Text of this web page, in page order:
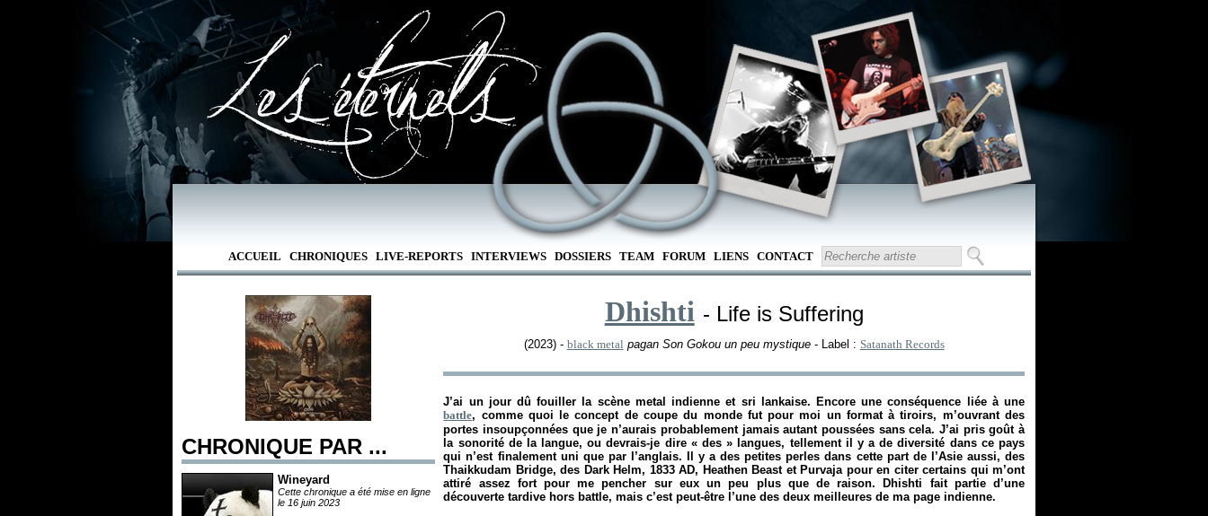
ACCUEIL CHRONIQUES LIVE-REPORTS INTERVIEWS DOSSIERS TEAM FORUM LIENS CONTACT
CHRONIQUE PAR ...
Wineyard
Cette chronique a été mise en ligne
le 16 juin 2023
Dhishti - Life is Suffering
(2023) - black metal pagan Son Gokou un peu mystique- Label : Satanath Records
J’ai un jour dû fouiller la scène metal indienne et sri lankaise. Encore une conséquence liée à une
battle, comme quoi le concept de coupe du monde fut pour moi un format à tiroirs, m’ouvrant des
portes insoupçonnées que je n’aurais probablement jamais autant poussées sans cela. J’ai pris goût à
la sonorité de la langue, ou devrais-je dire «des» langues, tellement il y a de diversité dans ce pays
qui n’est finalement uni que par l’anglais. Il y a des petites perles dans cette part de l’Asie aussi, des
Thaikkudam Bridge, des Dark Helm, 1833 AD, Heathen Beast et Purvaja pour en citer certains qui m’ont
attiré assez fort pour me pencher sur eux un peu plus que de raison. Dhishti fait partie d’une
découverte tardive hors battle, mais c’est peut-être l’une des deux meilleures de ma page indienne.